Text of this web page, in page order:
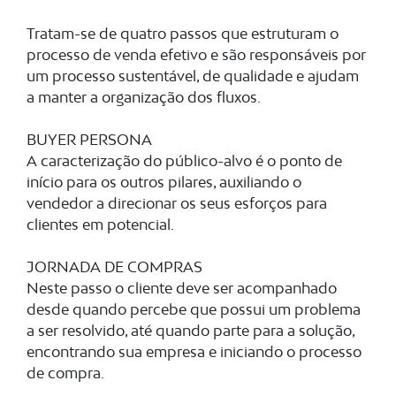
Tratam-se de quatro passos que estruturam o
processo de venda efetivo e são responsáveis por
um processo sustentável, de qualidade e ajudam
a manter a organização dos fluxos.
BUYER PERSONA
A caracterização do público-alvo é o ponto de
início para os outros pilares, auxiliando o
vendedor a direcionar os seus esforços para
clientes em potencial.
JORNADA DE COMPRAS
Neste passo o cliente deve ser acompanhado
desde quando percebe que possui um problema
a ser resolvido, até quando parte para a solução,
encontrando sua empresa e iniciando o processo
de compra.